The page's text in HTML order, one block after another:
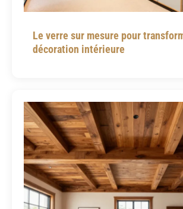
Le verre sur mesure pour
décoration intérieure